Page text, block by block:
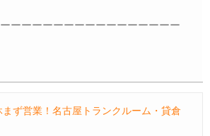
ーーーーーーーーーーーーーーーー
ず営業！名古屋トランクルーム・貸倉